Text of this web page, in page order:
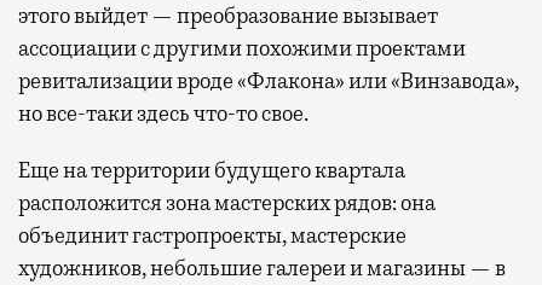
этого выйдет — преобразование вызывает
ассоциации с другими похожими проектами
ревитализации вроде «Флакона» или «Винзавода»,
но все-таки здесь что-то свое.
Еще на территории будущего квартала
расположится зона мастерских рядов: она
объединит гастропроекты, мастерские
художников, небольшие галереи и магазины — в